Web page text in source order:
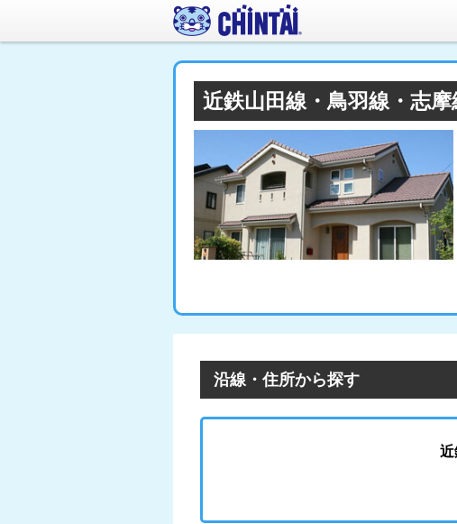
近鉄山田線・鳥羽線・志
沿線・住所から探す
近